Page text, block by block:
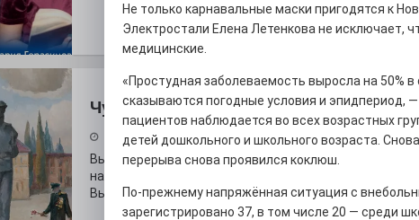
Чувство Родины — одно на всех
28.07.2026
Выставка «Палитра героизма» — новый масштабный
на который электростальцев приглашает к себе
Выставочный зал им. Олега Коняшина.
Не только карнавальные маски пригодятся к
Электростали Елена Летенкова не исключает,
медицинские.
«Простудная заболеваемость выросла на 50%
сказываются погодные условия и эпидпериод,
пациентов наблюдается во всех возрастных
детей дошкольного и школьного возраста.
перерыва снова проявился коклюш.
По-прежнему напряжённая ситуация с
зарегистрировано 37, в том числе 20 — среди